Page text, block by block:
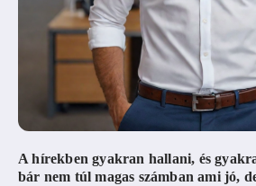
A hírekben gyakran hallani, és
bár nem túl magas számban ami jó,